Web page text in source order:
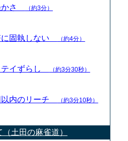
かさ （約3分）
に固執しない （約4分）
テイずらし （約3分30秒）
以内のリーチ （約3分10秒）
土田の麻雀道）